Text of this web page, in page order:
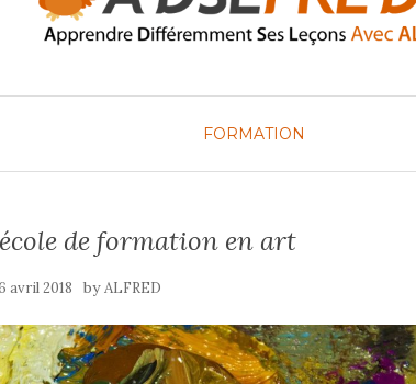
FORMATION
de formation en art
avril 2018 byALFRED